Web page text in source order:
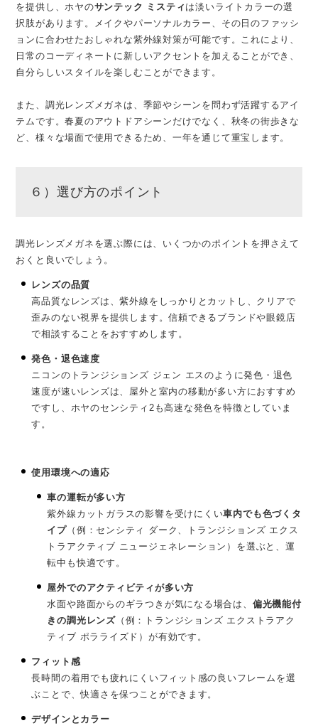
を提供し、ホヤのサンテック ミスティ は淡いライトカラーの選
択肢があります。メイクやパーソナルカラー、その日のファッシ
ョンに合わせたおしゃれな紫外線対策が可能です。これにより、
日常のコーディネートに新しいアクセントを加えることができ、
自分らしいスタイルを楽しむことができます。
また、調光レンズメガネは、季節やシーンを問わず活躍するアイ
テムです。春夏のアウトドアシーンだけでなく、秋冬の街歩きな
ど、様々な場面で使用できるため、一年を通じて重宝します。
６）選び方のポイント
調光レンズメガネを選ぶ際には、いくつかのポイントを押さえて
おくと良いでしょう。
レンズの品質
高品質なレンズは、紫外線をしっかりとカットし、クリアで
歪みのない視界を提供します。信頼できるブランドや眼鏡店
で相談することをおすすめします。
発色・退色速度
ニコンのトランジションズ ジェン エスのように発色・退色
速度が速いレンズは、屋外と室内の移動が多い方におすすめ
ですし、ホヤのセンシティ2も高速な発色を特徴としていま
す。
使用環境への適応
車の運転が多い方
紫外線カットガラスの影響を受けにくい車内でも色づくタ
イプ（例：センシティ ダーク、トランジションズ エクス
トラアクティブ ニュージェネレーション）を選ぶと、運
転中も快適です。
屋外でのアクティビティが多い方
水面や路面からのギラつきが気になる場合は、 偏光機能付
きの調光レンズ（例：トランジションズ エクストラアク
ティブ ポラライズド）が有効です。
フィット感
長時間の着用でも疲れにくいフィット感の良いフレームを選
ぶことで、快適さを保つことができます。
デザインとカラー